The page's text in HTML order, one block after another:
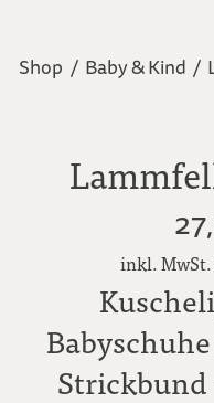
Shop / Baby & Kind /
inkl. MwSt.